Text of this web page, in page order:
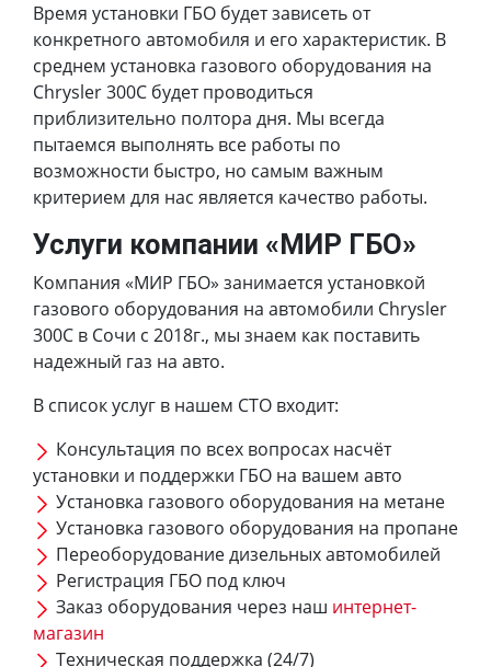
Время установки ГБО будет зависеть от
конкретного автомобиля и его характеристик. В
среднем установка газового оборудования на
Chrysler 300C будет проводиться
приблизительно полтора дня. Мы всегда
пытаемся выполнять все работы по
возможности быстро, но самым важным
критерием для нас является качество работы.
Услуги компании «МИР ГБО»
Компания «МИР ГБО» занимается установкой
газового оборудования на автомобили Chrysler
300C в Сочи с 2018г., мы знаем как поставить
надежный газ на авто.
В список услуг в нашем СТО входит:
Консультация по всех вопросах насчёт
установки и поддержки ГБО на вашем авто
Установка газового оборудования на метане
Установка газового оборудования на пропане
Переоборудование дизельных автомобилей
Регистрация ГБО под ключ
Заказ оборудования через наш интернет-
магазин
Техническая поддержка (24/7)